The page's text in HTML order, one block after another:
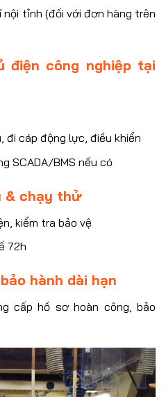
nội tỉnh (đối với đơn hàng trên
công nghiệp tại
đi cáp động lực, điều khiển
SCADA/BMS nếu có
& chạy thử
kiểm tra bảo vệ
72h
hành dài hạn
cấp hồ sơ hoàn công, bảo